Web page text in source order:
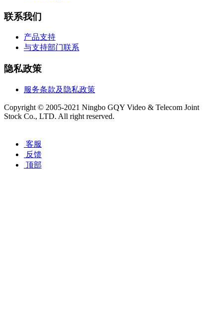
联系我们
产品支持
与支持部门联系
隐私政策
服务条款及隐私政策
Copyright © 2005-2021 Ningbo GQY Video & Telecom Joint
Stock Co., LTD. All right reserved.
客服
反馈
顶部